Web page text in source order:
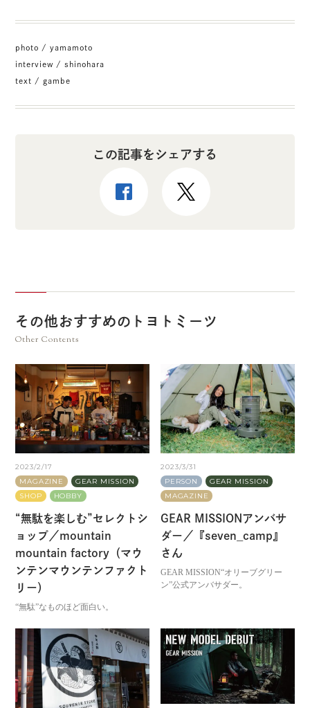
photo / yamamoto
interview / shinohara
text / gambe
この記事をシェアする
その他おすすめのトヨトミーツ
Other Contents
2023/2/17
MAGAZINE
GEAR MISSION
SHOP
HOBBY
“無駄を楽しむ”セレクトシ
ョップ／mountain
mountain factory（マウ
ンテンマウンテンファクト
リー）
“無駄”なものほど面白い。
2023/3/31
PERSON
GEAR MISSION
MAGAZINE
GEAR MISSIONアンバサ
ダー／『seven_camp』
さん
GEAR MISSION“オリーブグリー
ン”公式アンバサダー。